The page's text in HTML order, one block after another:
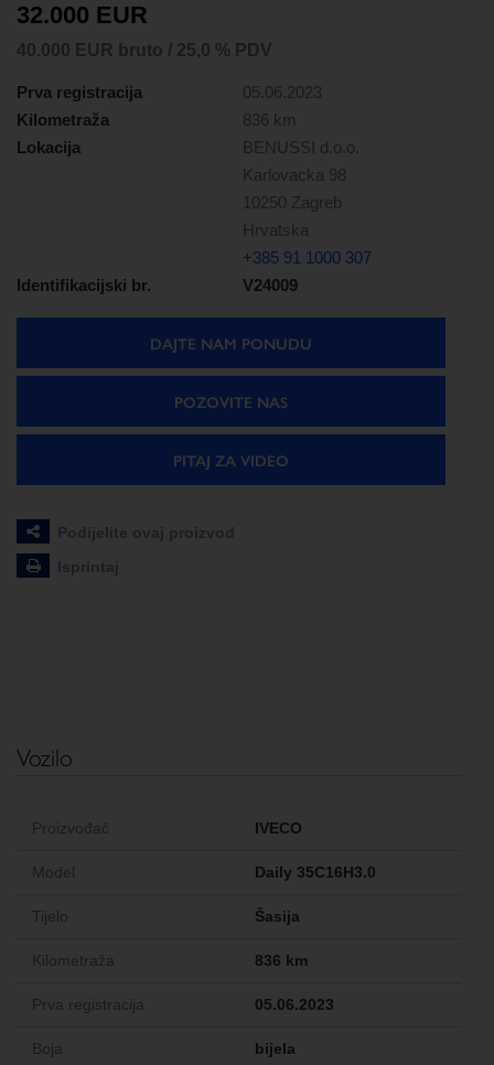
32.000 EUR
40.000 EUR bruto / 25,0 % PDV
Prva registracija
05.06.2023
Kilometraža
836 km
Lokacija
BENUSSI d.o.o.
Karlovacka 98
10250 Zagreb
Hrvatska
+385 91 1000 307
Identifikacijski br.
V24009
DAJTE NAM PONUDU
POZOVITE NAS
PITAJ ZA VIDEO
Podijelite ovaj proizvod
Isprintaj
Vozilo
Proizvođač IVECO
Model Daily 35C16H3.0
Tijelo Šasija
Kilometraža 836 km
Prva registracija 05.06.2023
Boja bijela